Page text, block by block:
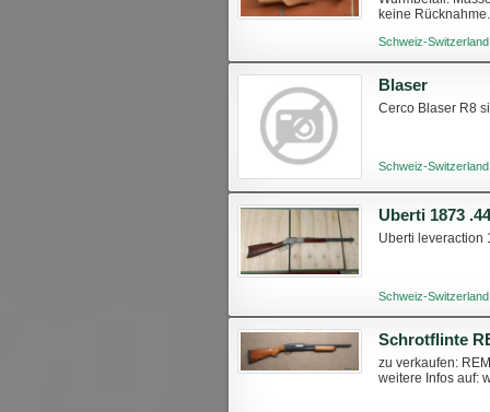
keine
Schweiz-
Blaser
Cerco Blaser R8
Schweiz-
Uberti 1873
Uberti leveraction
Schweiz-
zu verkaufen:
weitere Infos auf: